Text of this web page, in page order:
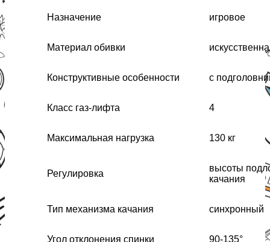
Назначение игровое
Материал обивки
Конструктивные особенности с
Класс газ-лифта 4
Максимальная нагрузка 130 кг
Регулировка
высоты
качания
Тип механизма качания синхронный
Угол отклонения спинки 90-135°